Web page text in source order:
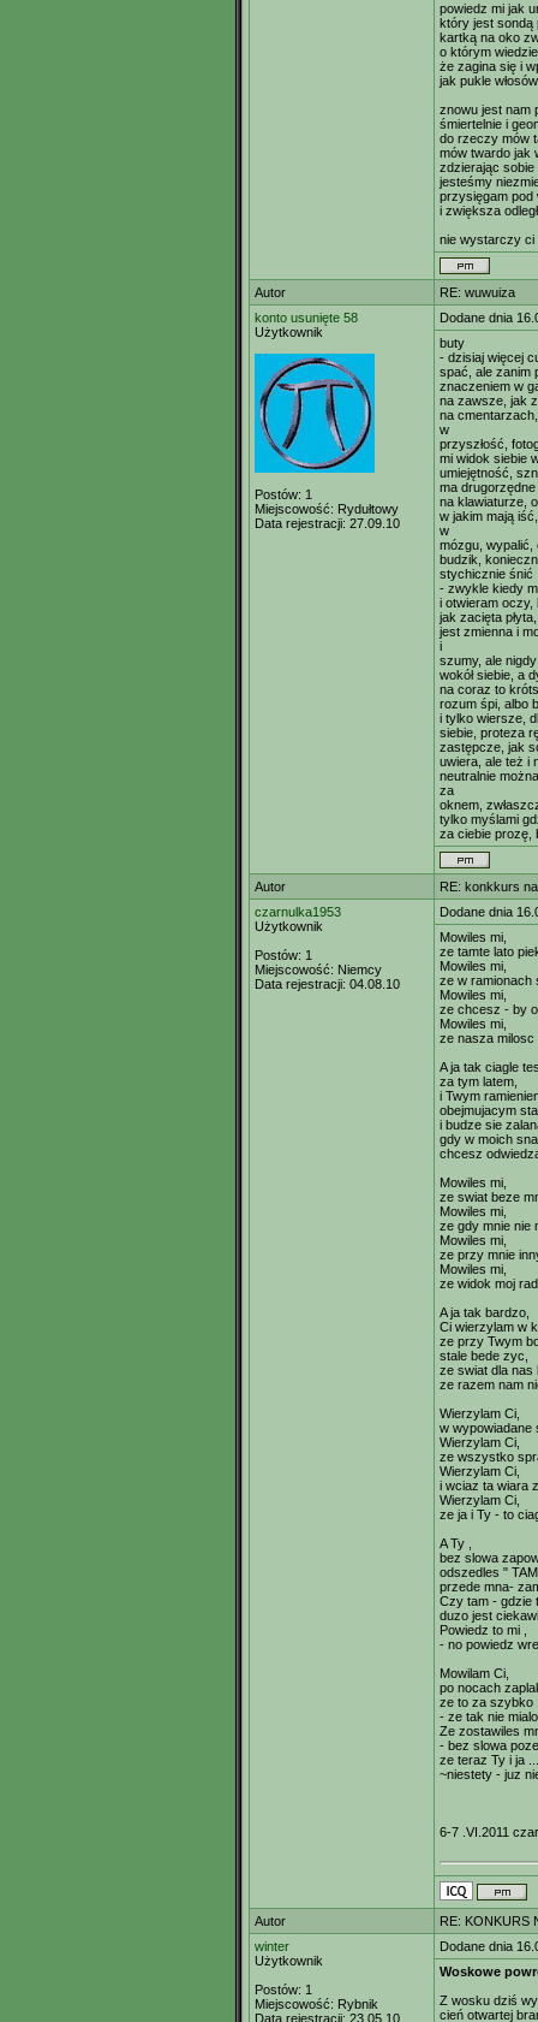
powiedz mi jak
który jest sondą
kartką na oko
o którym
że zagina się i
jak pukle
znowu jest nam
śmiertelnie i
do rzeczy mów
mów twardo jak
zdzierając sobie
jesteśmy
przysięgam
i zwiększa
nie wystarczy ci
Autor
RE: wuwuiza
konto usunięte 58
Użytkownik
Postów: 1
Miejscowość: Rydułtowy
Data rejestracji: 27.09.10
Dodane dnia
buty
- dzisiaj więcej
spać, ale zanim
znaczeniem w
na zawsze, jak
na
w
przyszłość,
mi widok siebie
umiejętność,
ma
na klawiaturze,
w jakim mają
w
mózgu,
budzik,
stychicznie śnić
- zwykle kiedy
i otwieram oczy,
jak zacięta
jest zmienna i
i
szumy, ale
wokół siebie, a
na coraz to
rozum śpi, albo
i tylko wiersze,
siebie, proteza
zastępcze, jak
uwiera, ale też i
neutralnie
za
oknem,
tylko myślami
za ciebie prozę,
Autor
RE: konkkurs
czarnulka1953
Użytkownik
Postów: 1
Miejscowość: Niemcy
Data rejestracji: 04.08.10
Dodane dnia
Mowiles mi,
ze tamte lato
Mowiles mi,
ze w ramionach
Mowiles mi,
ze chcesz - by
Mowiles mi,
ze nasza
A ja tak ciagle
za tym latem,
i Twym
obejmujacym
i budze sie
gdy w moich
chcesz
Mowiles mi,
ze swiat beze
Mowiles mi,
ze gdy mnie nie
Mowiles mi,
ze przy mnie
Mowiles mi,
ze widok moj
A ja tak bardzo,
Ci wierzylam w
ze przy Twym
stale bede zyc,
ze swiat dla nas
ze razem nam
Wierzylam Ci,
w wypowiadane
Wierzylam Ci,
ze wszystko
Wierzylam Ci,
i wciaz ta wiara
Wierzylam Ci,
ze ja i Ty - to
A Ty ,
bez slowa
odszedles "
przede mna-
Czy tam - gdzie
duzo jest
Powiedz to mi ,
- no powiedz
Mowilam Ci,
po nocach
ze to za szybko
- ze tak nie
Ze zostawiles
- bez slowa
ze teraz Ty i ja ...
~niestety - juz
6-7 .VI.2011
Autor
RE: KONKURS
winter
Użytkownik
Postów: 1
Miejscowość: Rybnik
Data rejestracji: 23.05.10
Dodane dnia
Woskowe
Z wosku dziś
cień otwartej